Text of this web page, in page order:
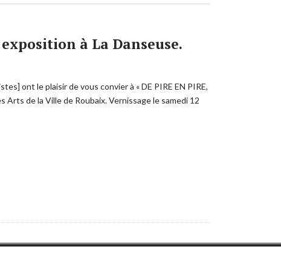
à La Danseuse.
ont le plaisir de vous convier à « DE PIRE EN PIRE,
Arts de la Ville de Roubaix. Vernissage le samedi 12